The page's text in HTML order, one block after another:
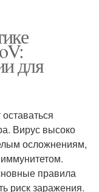
для
Вирус высоко
осложнениям,
правила
риск заражения.